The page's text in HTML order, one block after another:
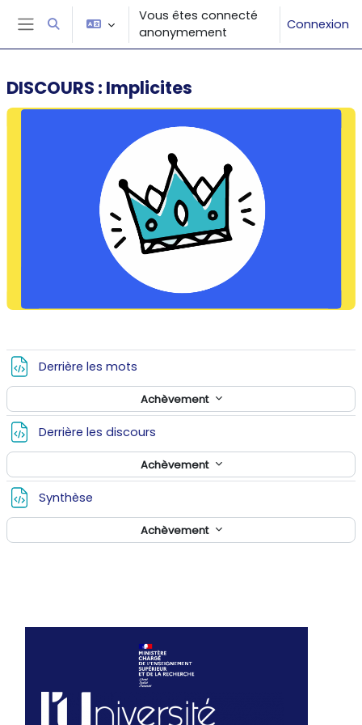
Passer au contenu principal
Panneau latéral
Activer/désactiver la saisie de recherche
Vous êtes connecté
anonymement
Connexion
DISCOURS : Implicites
Résumé de section
Derrière les mots
Achèvement
Derrière les discours
Achèvement
Synthèse
Achèvement